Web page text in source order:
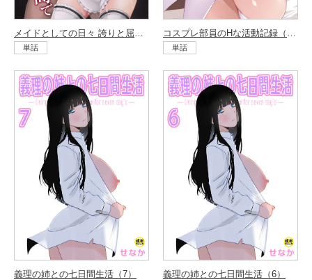
単話 単話
義理の姉との七日間生活（7） 義理の姉との七日間生活（6）